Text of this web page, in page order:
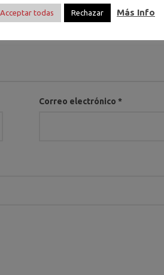
Correo electrónico *
Acceptar todas Rechazar Más Info